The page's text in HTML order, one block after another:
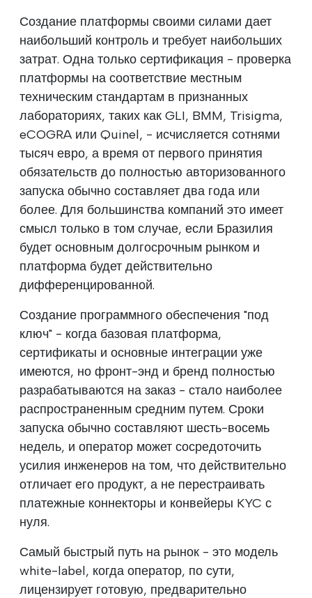
Создание платформы своими силами дает
наибольший контроль и требует наибольших
затрат. Одна только сертификация - проверка
платформы на соответствие местным
техническим стандартам в признанных
лабораториях, таких как GLI, BMM, Trisigma,
eCOGRA или Quinel, - исчисляется сотнями
тысяч евро, а время от первого принятия
обязательств до полностью авторизованного
запуска обычно составляет два года или
более. Для большинства компаний это имеет
смысл только в том случае, если Бразилия
будет основным долгосрочным рынком и
платформа будет действительно
дифференцированной.
Создание программного обеспечения "под
ключ" - когда базовая платформа,
сертификаты и основные интеграции уже
имеются, но фронт-энд и бренд полностью
разрабатываются на заказ - стало наиболее
распространенным средним путем. Сроки
запуска обычно составляют шесть-восемь
недель, и оператор может сосредоточить
усилия инженеров на том, что действительно
отличает его продукт, а не перестраивать
платежные коннекторы и конвейеры KYC с
нуля.
Самый быстрый путь на рынок - это модель
white-label, когда оператор, по сути,
лицензирует готовую, предварительно